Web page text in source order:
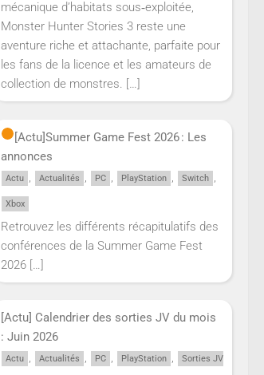
mécanique d’habitats sous‑exploitée,
Monster Hunter Stories 3 reste une
aventure riche et attachante, parfaite pour
les fans de la licence et les amateurs de
collection de monstres. […]
[Actu]Summer Game Fest 2026 : Les
annonces
Actu , Actualités , PC , PlayStation , Switch ,
Xbox
Retrouvez les différents récapitulatifs des
conférences de la Summer Game Fest
2026 […]
[Actu] Calendrier des sorties JV du mois
: Juin 2026
Actu , Actualités , PC , PlayStation , Sorties JV